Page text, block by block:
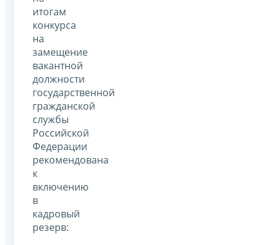
итогам
конкурса
на
замещение
вакантной
должности
государственной
гражданской
службы
Российской
Федерации
рекомендована
к
включению
в
кадровый
резерв: